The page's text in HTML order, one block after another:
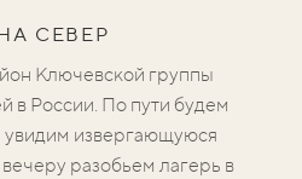
СЕВЕР
Ключевской группы
в России. По пути будем
увидим извергающуюся
разобьем лагерь в